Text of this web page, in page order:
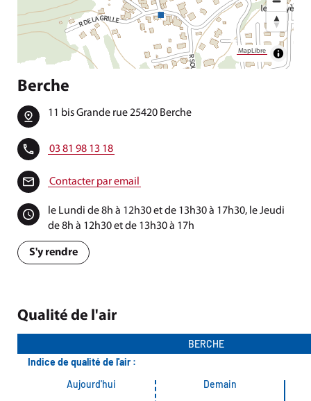
MapLibre
Berche
11 bis Grande rue 25420 Berche
03 81 98 13 18
Contacter par email
le Lundi de 8h à 12h30 et de 13h30 à 17h30, le Jeudi
de 8h à 12h30 et de 13h30 à 17h
S'y rendre
Qualité de l'air